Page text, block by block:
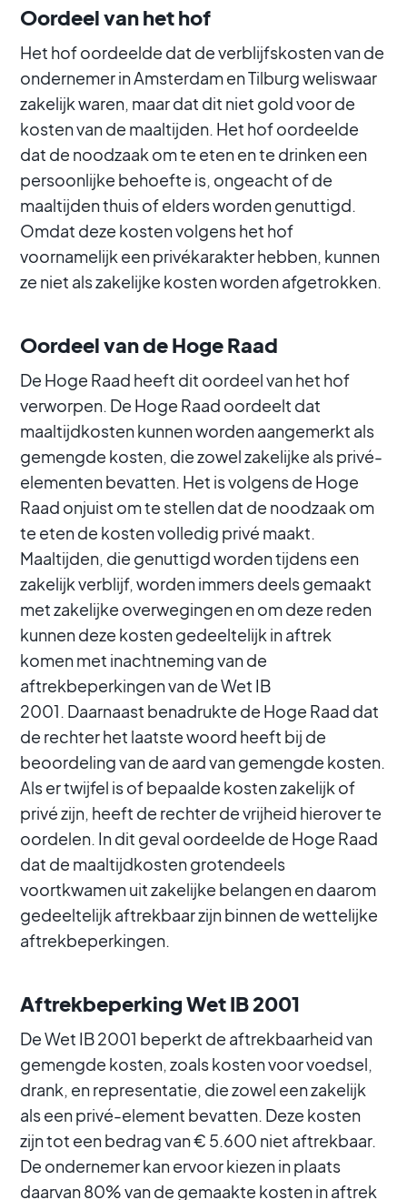
Oordeel van het hof
Het hof oordeelde dat de verblijfskosten van de
ondernemer in Amsterdam en Tilburg weliswaar
zakelijk waren, maar dat dit niet gold voor de
kosten van de maaltijden. Het hof oordeelde
dat de noodzaak om te eten en te drinken een
persoonlijke behoefte is, ongeacht of de
maaltijden thuis of elders worden genuttigd.
Omdat deze kosten volgens het hof
voornamelijk een privékarakter hebben, kunnen
ze niet als zakelijke kosten worden afgetrokken.
Oordeel van de Hoge Raad
De Hoge Raad heeft dit oordeel van het hof
verworpen. De Hoge Raad oordeelt dat
maaltijdkosten kunnen worden aangemerkt als
gemengde kosten, die zowel zakelijke als privé-
elementen bevatten. Het is volgens de Hoge
Raad onjuist om te stellen dat de noodzaak om
te eten de kosten volledig privé maakt.
Maaltijden, die genuttigd worden tijdens een
zakelijk verblijf, worden immers deels gemaakt
met zakelijke overwegingen en om deze reden
kunnen deze kosten gedeeltelijk in aftrek
komen met inachtneming van de
aftrekbeperkingen van de Wet IB
2001. Daarnaast benadrukte de Hoge Raad dat
de rechter het laatste woord heeft bij de
beoordeling van de aard van gemengde kosten.
Als er twijfel is of bepaalde kosten zakelijk of
privé zijn, heeft de rechter de vrijheid hierover te
oordelen. In dit geval oordeelde de Hoge Raad
dat de maaltijdkosten grotendeels
voortkwamen uit zakelijke belangen en daarom
gedeeltelijk aftrekbaar zijn binnen de wettelijke
aftrekbeperkingen.
Aftrekbeperking Wet IB 2001
De Wet IB 2001 beperkt de aftrekbaarheid van
gemengde kosten, zoals kosten voor voedsel,
drank, en representatie, die zowel een zakelijk
als een privé-element bevatten. Deze kosten
zijn tot een bedrag van € 5.600 niet aftrekbaar.
De ondernemer kan ervoor kiezen in plaats
daarvan 80% van de gemaakte kosten in aftrek